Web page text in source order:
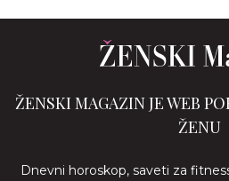
ŽENSKI MAGAZIN JE WEB
ŽENU
Dnevni horoskop, saveti za